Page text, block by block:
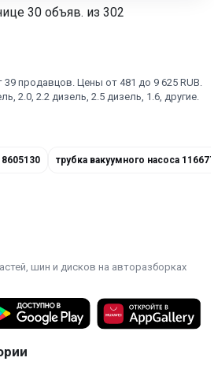
30объяв. из 302
продавцов. Цены от 481 до 9 625 RUB.
2.0, 2.2 дизель, 2.5 дизель, 1.6, другие.
8605130 трубка вакуумного насоса
шин и дисков на авторазборках